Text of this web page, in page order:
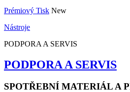
Prémiový Tisk New
Nástroje
PODPORA A SERVIS
PODPORA A SERVIS
SPOTŘEBNÍ MATERIÁL A